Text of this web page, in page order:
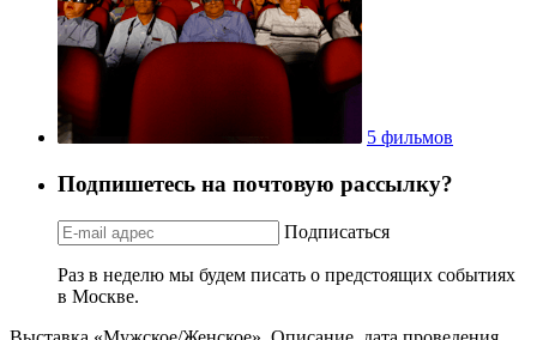
5 фильмов
Подпишетесь на почтовую рассылку?
Подписаться
Раз в неделю мы будем писать о предстоящих событиях
в Москве.